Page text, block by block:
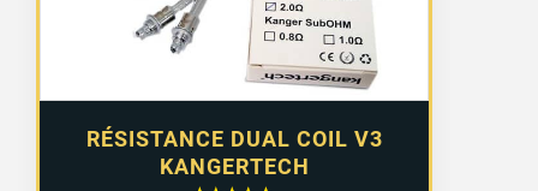
RÉSISTANCE DUAL COIL V3
KANGERTECH